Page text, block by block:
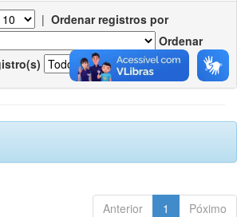
| Ordenar registros por
Ordenar
Anterior 1 Póximo